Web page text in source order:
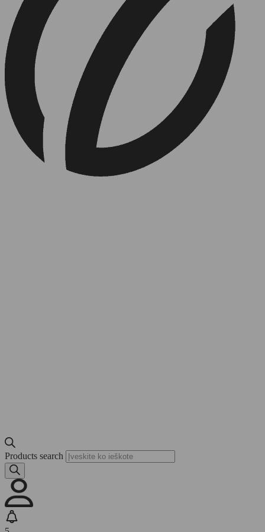
Products search